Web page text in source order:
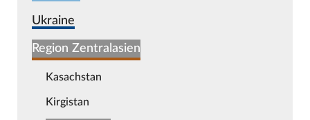
Ukraine
Region Zentralasien
Kasachstan
Kirgistan